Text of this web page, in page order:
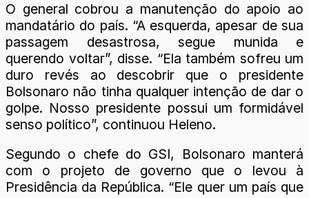
O general cobrou a manutenção do apoio ao
mandatário do país. “A esquerda, apesar de sua
passagem desastrosa, segue munida e
querendo voltar”, disse. “Ela também sofreu um
duro revés ao descobrir que o presidente
Bolsonaro não tinha qualquer intenção de dar o
golpe. Nosso presidente possui um formidável
senso político”, continuou Heleno.
Segundo o chefe do GSI, Bolsonaro manterá
com o projeto de governo que o levou à
Presidência da República. “Ele quer um país que